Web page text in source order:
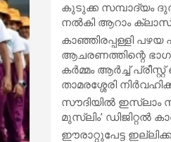
കുടുക്ക സമ്പാദ്യം
നൽകി ആറാം ക്ലാസ്
കാഞ്ഞിരപ്പള്ളി പഴയ
ആചരണത്തിന്റെ
കർമ്മം ആർച്ച്
താമരശ്ശേരി
സൗദിയില്‍ ഇസ്‌ലാം
മുസ്ലിം’ ഡിജിറ്റല്‍
ഈരാറ്റുപേട്ട